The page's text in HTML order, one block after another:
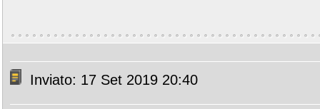
Inviato: 17 Set 2019 20:40